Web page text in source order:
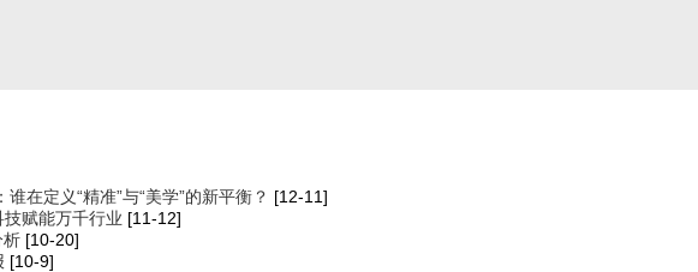
在定义“精准”与“美学”的新平衡？ [12-11]
赋能万千行业 [11-12]
析 [10-20]
[10-9]